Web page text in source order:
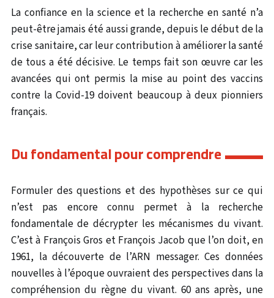
La confiance en la science et la recherche en santé n’a
peut-être jamais été aussi grande, depuis le début de la
crise sanitaire, car leur contribution à améliorer la santé
de tous a été décisive. Le temps fait son œuvre car les
avancées qui ont permis la mise au point des vaccins
contre la Covid-19 doivent beaucoup à deux pionniers
français.
Du fondamental pour comprendre
Formuler des questions et des hypothèses sur ce qui
n’est pas encore connu permet à la recherche
fondamentale de décrypter les mécanismes du vivant.
C’est à François Gros et François Jacob que l’on doit, en
1961, la découverte de l’ARN messager. Ces données
nouvelles à l’époque ouvraient des perspectives dans la
compréhension du règne du vivant. 60 ans après, une